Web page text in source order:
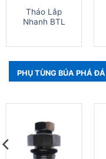
Tháo Lắp
Nhanh BTL
PHỤ TÙNG BÚA PHÁ ĐÁ